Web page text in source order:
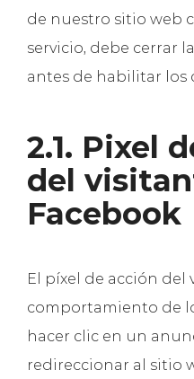
de nuestro sitio web
servicio, debe cerrar
antes de habilitar los
2.1. Pixel
del
Facebook
El píxel de acción del
comportamiento de
hacer clic en un
redireccionar al sitio